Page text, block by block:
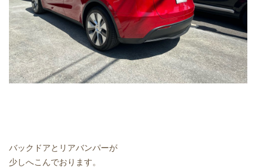
バックドアとリアバンパーが
少しへこんでおります。